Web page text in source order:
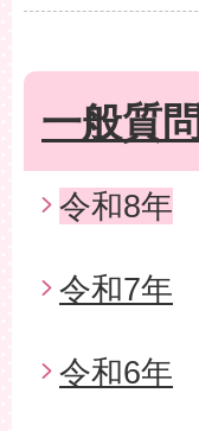
一般質問
令和8年
令和7年
令和6年